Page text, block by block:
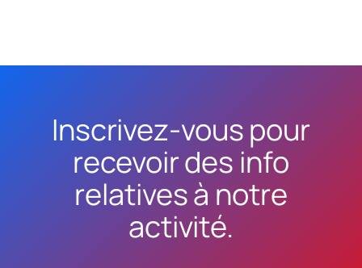
Inscrivez-vous pour
recevoir des info
relatives à notre
activité.